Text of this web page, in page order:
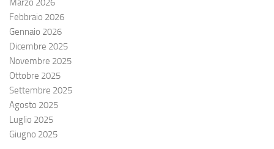
Marzo 2026
Febbraio 2026
Gennaio 2026
Dicembre 2025
Novembre 2025
Ottobre 2025
Settembre 2025
Agosto 2025
Luglio 2025
Giugno 2025